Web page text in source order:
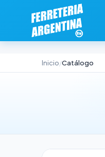
Inicio/Catálogo